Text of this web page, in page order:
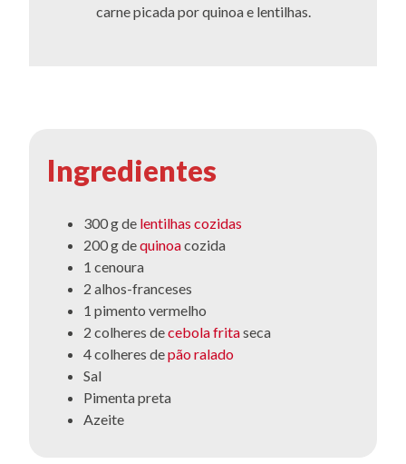
carne picada por quinoa e lentilhas.
Ingredientes
300 g de lentilhas cozidas
200 g dequinoacozida
1 cenoura
2 alhos-franceses
1 pimento vermelho
2 colheres decebola fritaseca
4 colheres depão ralado
Sal
Pimenta preta
Azeite